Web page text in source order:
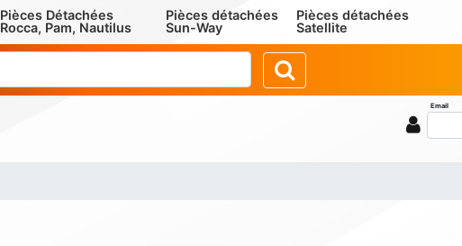
Pièces Détachées
Rocca, Pam, Nautilus
Pièces détachées
Sun-Way
Pièces détachées
Satellite
Email